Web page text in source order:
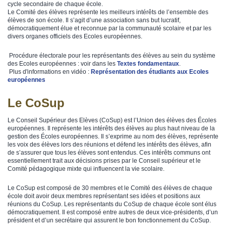
cycle secondaire de chaque école.
Le Comité des élèves représente les meilleurs intérêts de l’ensemble des
élèves de son école. Il s’agit d’une association sans but lucratif,
démocratiquement élue et reconnue par la communauté scolaire et par les
divers organes officiels des Ecoles européennes.
Procédure électorale pour les représentants des élèves au sein du système
des Ecoles européennes : voir dans les Textes fondamentaux
Plus d'informations en vidéo : Représentation des étudiants aux Ecoles
européennes
Le CoSup
Le Conseil Supérieur des Elèves (CoSup) est l’Union des élèves des Écoles
européennes. Il représente les intérêts des élèves au plus haut niveau de la
gestion des Écoles européennes. Il s’exprime au nom des élèves, représente
les voix des élèves lors des réunions et défend les intérêts des élèves, afin
de s’assurer que tous les élèves sont entendus. Ces intérêts communs ont
essentiellement trait aux décisions prises par le Conseil supérieur et le
Comité pédagogique mixte qui influencent la vie scolaire.
Le CoSup est composé de 30 membres et le Comité des élèves de chaque
école doit avoir deux membres représentant ses idées et positions aux
réunions du CoSup. Les représentants du CoSup de chaque école sont élus
démocratiquement. Il est composé entre autres de deux vice-présidents, d’un
président et d’un secrétaire qui assurent le bon fonctionnement du CoSup.